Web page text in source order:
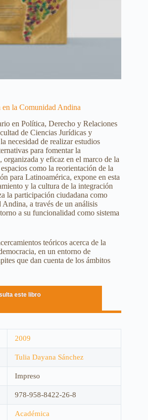
la Comunidad Andina
en Política, Derecho y Relaciones
de Ciencias Jurídicas y
necesidad de realizar estudios
para fomentar la
organizada y eficaz en el marco de la
como la reorientación de la
para Latinoamérica, expone en esta
y la cultura de la integración
la participación ciudadana como
a través de un análisis
a su funcionalidad como sistema
teóricos acerca de la
en un entorno de
que dan cuenta de los ámbitos
este libro
2009
Tulia Dayana Sánchez
Impreso
978-958-8422-26-8
Académica